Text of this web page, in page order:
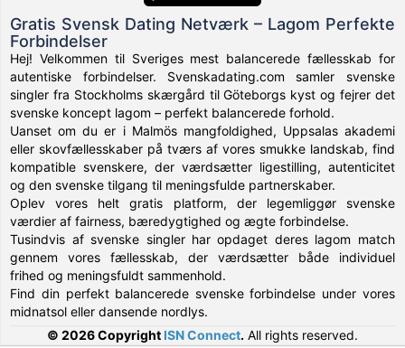
Gratis Svensk Dating Netværk – Lagom Perfekte
Forbindelser
Hej! Velkommen til Sveriges mest balancerede fællesskab for
autentiske forbindelser. Svenskadating.com samler svenske
singler fra Stockholms skærgård til Göteborgs kyst og fejrer det
svenske koncept lagom – perfekt balancerede forhold.
Uanset om du er i Malmös mangfoldighed, Uppsalas akademi
eller skovfællesskaber på tværs af vores smukke landskab, find
kompatible svenskere, der værdsætter ligestilling, autenticitet
og den svenske tilgang til meningsfulde partnerskaber.
Oplev vores helt gratis platform, der legemliggør svenske
værdier af fairness, bæredygtighed og ægte forbindelse.
Tusindvis af svenske singler har opdaget deres lagom match
gennem vores fællesskab, der værdsætter både individuel
frihed og meningsfuldt sammenhold.
Find din perfekt balancerede svenske forbindelse under vores
midnatsol eller dansende nordlys.
© 2026 Copyright ISN Connect. All rights reserved.